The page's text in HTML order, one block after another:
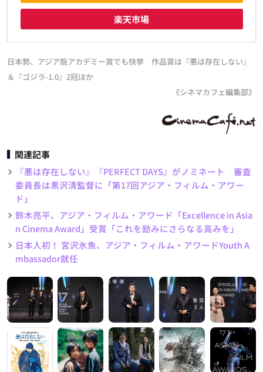
楽天市場
日本勢、アジア版アカデミー賞でも快挙 作品賞は『悪は存在しない』
＆『ゴジラ-1.0』2冠ほか
《シネマカフェ編集部》
関連記事
『悪は存在しない』『PERFECT DAYS』がノミネート 審査
委員長は黒沢清監督に「第17回アジア・フィルム・アワー
ド」
鈴木亮平、アジア・フィルム・アワード「Excellence in Asia
n Cinema Award」受賞「これを励みにさらなる高みを」
日本人初！ 宮沢氷魚、アジア・フィルム・アワードYouth A
mbassador就任